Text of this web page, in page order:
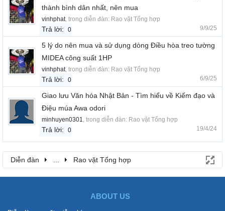
thành bình dân nhất, nên mua
vinhphat, trong diễn đàn: Rao vặt Tổng hợp
Trả lời: 0 9/9/25
5 lý do nên mua và sử dụng dòng Điều hòa treo tường
MIDEA công suất 1HP
vinhphat, trong diễn đàn: Rao vặt Tổng hợp
Trả lời: 0 6/9/25
Giao lưu Văn hóa Nhật Bản - Tìm hiểu về Kiếm đạo và
Điệu múa Awa odori
minhuyen0301, trong diễn đàn: Rao vặt Tổng hợp
Trả lời: 0 19/4/24
Diễn đàn ... Rao vặt Tổng hợp
ABOUT US